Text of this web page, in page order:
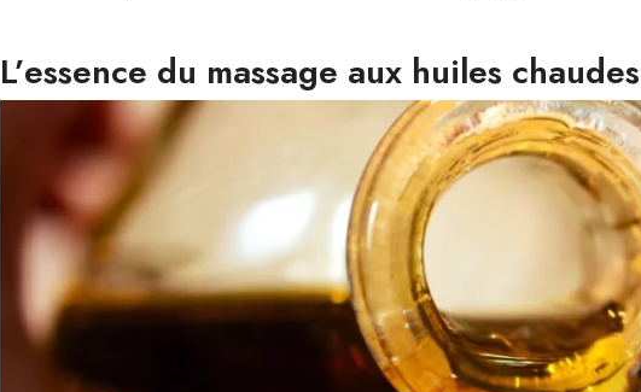
L’essence du massage aux huiles chaudes